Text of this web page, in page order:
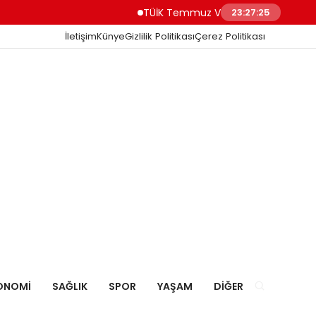
TÜİK Temmuz Verileri Açıklandı Fiyatı
23:27:26
İletişimKünyeGizlilik PolitikasıÇerez Politikası
SAĞLIK SPOR YAŞAM DIĞER